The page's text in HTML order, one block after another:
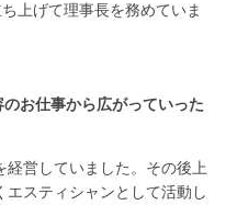
上げて理事長を務めていま
お仕事から広がっていった
営していました。その後上
スティシャンとして活動し